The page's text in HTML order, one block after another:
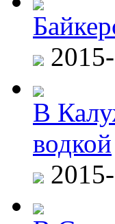
В
водкой